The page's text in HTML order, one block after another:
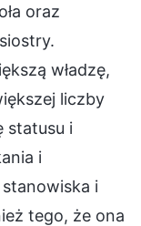
oraz
władzę,
liczby
statusu i
i
i
tego, że ona